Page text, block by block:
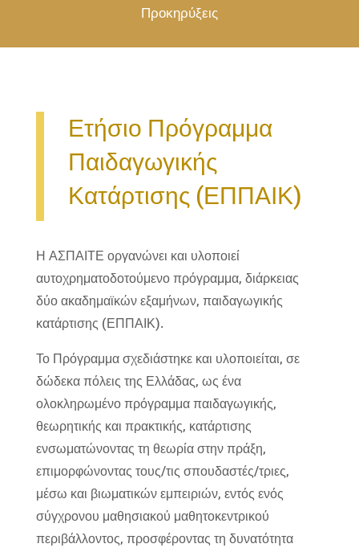
Προκηρύξεις
Ετήσιο Πρόγραμμα
Παιδαγωγικής
Κατάρτισης (ΕΠΠΑΙΚ)
Η ΑΣΠΑΙΤΕ οργανώνει και υλοποιεί
αυτοχρηματοδοτούμενο πρόγραμμα, διάρκειας
δύο ακαδημαϊκών εξαμήνων, παιδαγωγικής
κατάρτισης (ΕΠΠΑΙΚ).
Το Πρόγραμμα σχεδιάστηκε και υλοποιείται, σε
δώδεκα πόλεις της Ελλάδας, ως ένα
ολοκληρωμένο πρόγραμμα παιδαγωγικής,
θεωρητικής και πρακτικής, κατάρτισης
ενσωματώνοντας τη θεωρία στην πράξη,
επιμορφώνοντας τους/τις σπουδαστές/τριες,
μέσω και βιωματικών εμπειριών, εντός ενός
σύγχρονου μαθησιακού μαθητοκεντρικού
περιβάλλοντος, προσφέροντας τη δυνατότητα